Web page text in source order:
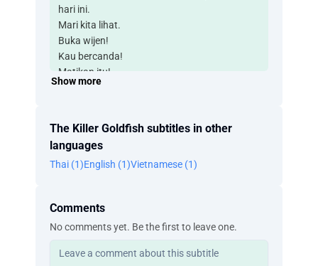
hari ini.
Mari kita lihat.
Buka wijen!
Kau bercanda!
Matikan itu!
Apa ini seperti yang kupikirkan?
di Shinjuku, Tokyo.
Menurut polisi,
rekan kerja yang khawatir meminta
berdarah dari perutnya.
Ini insiden keenam di Tokyo tahun ini.
sama.
Show more
The Killer Goldfish subtitles in other
languages
Thai (1)English (1)Vietnamese (1)
Comments
No comments yet. Be the first to leave one.